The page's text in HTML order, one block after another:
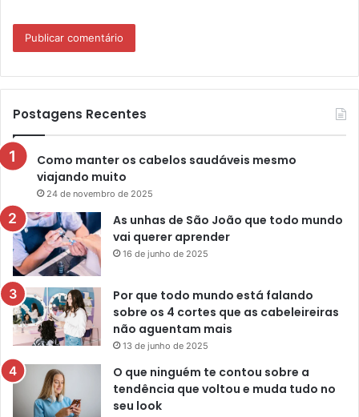
Postagens Recentes
Como manter os cabelos saudáveis mesmo
viajando muito
24 de novembro de 2025
As unhas de São João que todo mundo
vai querer aprender
16 de junho de 2025
Por que todo mundo está falando
sobre os 4 cortes que as cabeleireiras
não aguentam mais
13 de junho de 2025
O que ninguém te contou sobre a
tendência que voltou e muda tudo no
seu look